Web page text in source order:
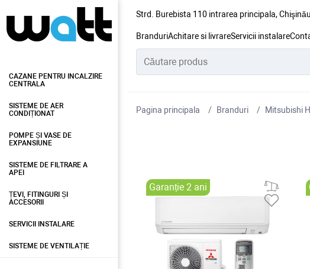
Strd. Burebista 110 intrarea principala, Chişinău
BranduriAchitare si livrareServicii instalare
CAZANE PENTRU INCALZIRE
CENTRALA
SISTEME DE AER
CONDIȚIONAT
POMPE ȘI VASE DE
EXPANSIUNE
SISTEME DE FILTRARE A
APEI
ȚEVI, FITINGURI ȘI
ACCESORII
SERVICII INSTALARE
SISTEME DE VENTILAȚIE
Pagina principala Branduri Mitsubishi
Garanție 2 ani